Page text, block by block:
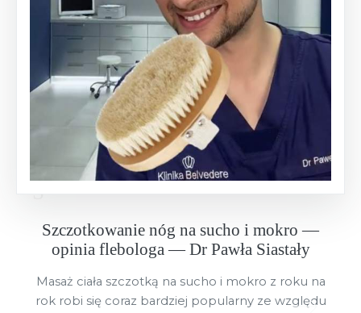
Szczotkowanie nóg na sucho i mokro —
opinia flebologa — Dr Pawła Siastały
Masaż ciała szczotką na sucho i mokro z roku na
rok robi się coraz bardziej popularny ze względu